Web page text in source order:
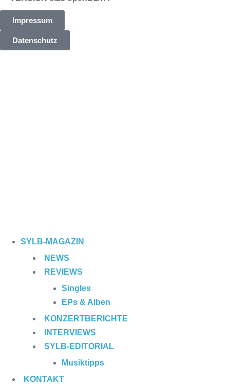
Impressum
Datenschutz
SYLB-MAGAZIN
NEWS
REVIEWS
Singles
EPs & Alben
KONZERTBERICHTE
INTERVIEWS
SYLB-EDITORIAL
Musiktipps
KONTAKT